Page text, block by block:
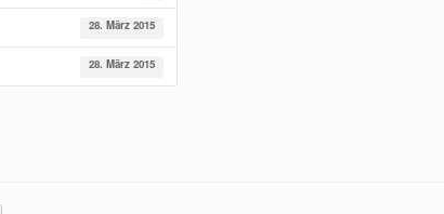
28. März 2015
28. März 2015